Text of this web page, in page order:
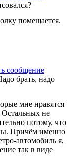
помещается.
брать, надо
мне нравятся
не
потому, что
Причём именно
автомобиль я,
так в виде